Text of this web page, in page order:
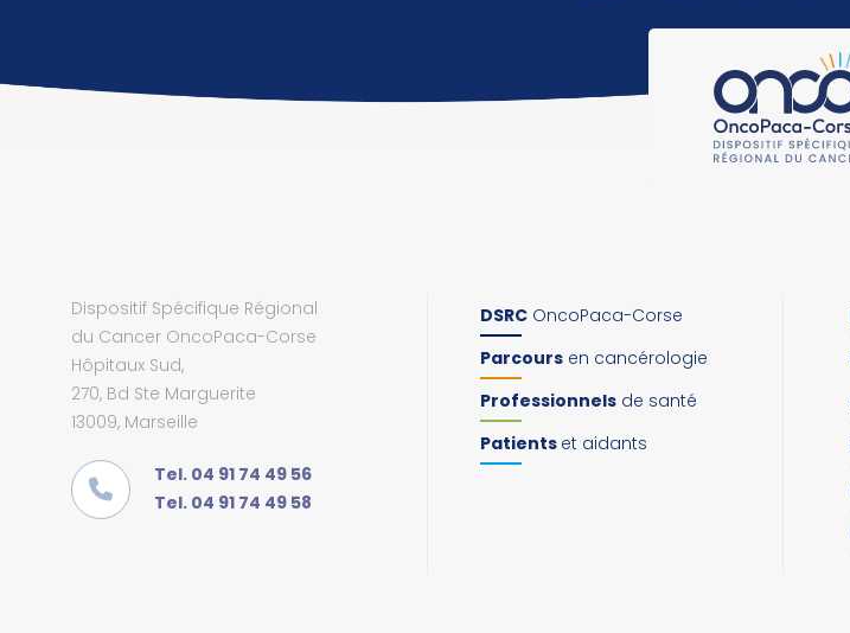
Dispositif Spécifique Régional
du Cancer OncoPaca-Corse
Hôpitaux Sud,
270, Bd Ste Marguerite
13009, Marseille
Tel. 04 91 74 49 56
Tel. 04 91 74 49 58
DSRC OncoPaca-Corse
Parcours en cancérologie
Professionnels de santé
Patients et aidants